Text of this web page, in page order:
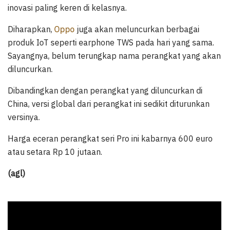
inovasi paling keren di kelasnya.
Diharapkan, Oppo juga akan meluncurkan berbagai
produk IoT seperti earphone TWS pada hari yang sama.
Sayangnya, belum terungkap nama perangkat yang akan
diluncurkan.
Dibandingkan dengan perangkat yang diluncurkan di
China, versi global dari perangkat ini sedikit diturunkan
versinya.
Harga eceran perangkat seri Pro ini kabarnya 600 euro
atau setara Rp 10 jutaan.
(agl)